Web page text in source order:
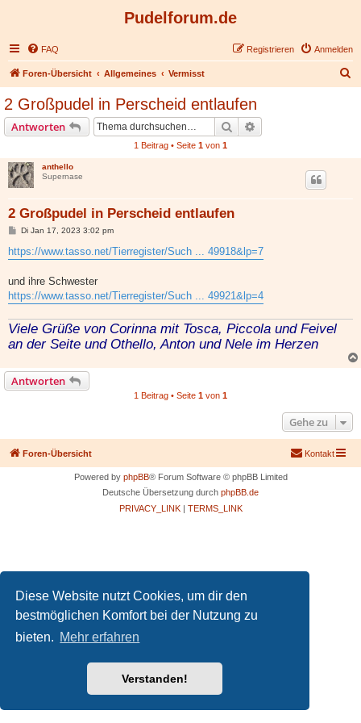
Diese Website nutzt Cookies, um dir den
bestmöglichen Komfort bei der Nutzung zu
bieten. Mehr erfahren
Verstanden!
Pudelforum.de
FAQ Anmelden
Registrieren
Foren-Übersicht Allgemeines Vermisst
2 Großpudel in Perscheid entlaufen
Antworten Suche
1 Beitrag • Seite 1 von 1
anthello
Supernase
2 Großpudel in Perscheid entlaufen
B
i
t
a
g
Di Jan 17, 2023 3:02 pm
https://www.tasso.net/Tierregister/Such ... 49918&lp=7
und ihre Schwester
https://www.tasso.net/Tierregister/Such ... 49921&lp=4
Viele Grüße von Corinna mit Tosca, Piccola und Feivel
an der Seite und Othello, Anton und Nele im Herzen
Antworten
1 Beitrag • Seite 1 von 1
Gehe zu
Foren-Übersicht Kontakt
Powered by phpBB® Forum Software © phpBB Limited
Deutsche Übersetzung durch phpBB.de
PRIVACY_LINK| TERMS_LINK